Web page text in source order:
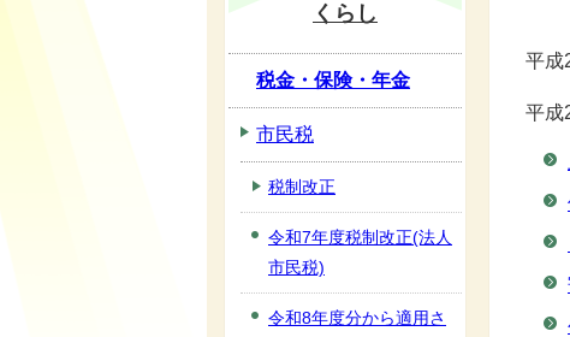
平成
平成
くらし
税金・保険・年金
市民税
税制改正
令和7年度税制改正(法人
市民税)
令和8年度分から適用さ